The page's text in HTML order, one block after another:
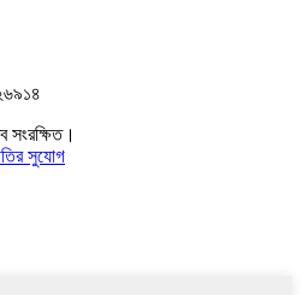
সুযোগ